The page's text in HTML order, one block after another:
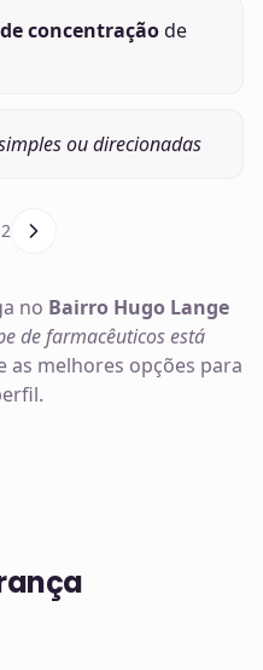
concentraçãode
ou direcionadas
2
no Bairro Hugo Lange
de farmacêuticos está
as melhores opções para